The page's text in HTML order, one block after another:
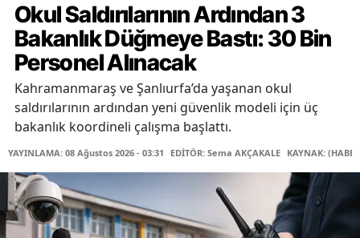
Okul Saldırılarının Ardından 3
Bakanlık Düğmeye Bastı: 30 Bin
Personel Alınacak
Kahramanmaraş ve Şanlıurfa’da yaşanan okul
saldırılarının ardından yeni güvenlik modeli için üç
bakanlık koordineli çalışma başlattı.
YAYINLAMA: 08 Ağustos 2026 - 03:31 EDİTÖR: Sema AKÇAKALE KAYNAK: